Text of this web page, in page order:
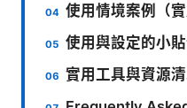
使用情境案例（實
使用與設定的小
實用工具與資源